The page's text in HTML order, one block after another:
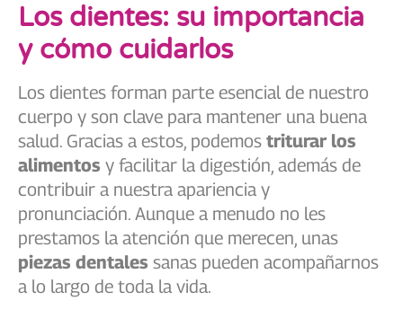
Los dientes: su importancia
y cómo cuidarlos
Los dientes forman parte esencial de nuestro
cuerpo y son clave para mantener una buena
salud. Gracias a estos, podemos triturar los
alimentos y facilitar la digestión, además de
contribuir a nuestra apariencia y
pronunciación. Aunque a menudo no les
prestamos la atención que merecen, unas
piezas dentales sanas pueden acompañarnos
a lo largo de toda la vida.